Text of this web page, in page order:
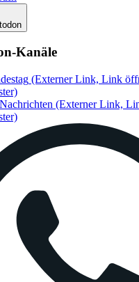
Kanäle
(Externer Link, Link
(Externer Link,